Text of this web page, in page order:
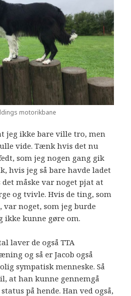
motorikbane
jeg ikke bare ville tro, men
vide. Tænk hvis det nu
som jeg nogen gang gik
hvis jeg så bare havde ladet
måske var noget pjat at
og tvivle. Hvis de ting, som
var noget, som jeg burde
ikke kunne gøre om.
laver de også TTA
og så er Jacob også
sympatisk menneske. Så
at han kunne gennemgå
på hende. Han ved også,